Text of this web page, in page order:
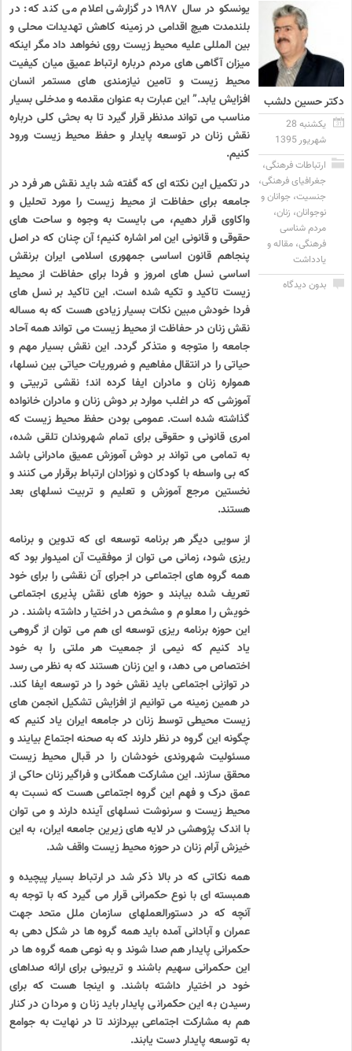
دکتر حسین دلشب
یکشنبه 28
شهریور 1395
ارتباطات فرهنگی،
جغرافیای فرهنگی،
جنسیت، جوانان و
نوجوانان، زنان،
مردم شناسی
فرهنگی، مقاله و
یادداشت
بدون دیدگاه
یونسکو در سال ۱۹۸۷ در گزارشی اعلام می کند که: در
بلندمدت هیچ اقدامی در زمینه کاهش تهدیدات محلی و
بین المللی علیه محیط زیست روی نخواهد داد مگر اینکه
میزان آگاهی های مردم درباره ارتباط عمیق میان کیفیت
محیط زیست و تامین نیازمندی های مستمر انسان
افزایش یابد.” این عبارت به عنوان مقدمه و مدخلی بسیار
مناسب می تواند مدنظر قرار گیرد تا به بحثی کلی درباره
نقش زنان در توسعه پایدار و حفظ محیط زیست ورود
کنیم.
در تکمیل این نکته ای که گفته شد باید نقش هر فرد در
جامعه برای حفاظت از محیط زیست را مورد تحلیل و
واکاوی قرار دهیم، می بایست به وجوه و ساحت های
حقوقی و قانونی این امر اشاره کنیم؛ آن چنان که در اصل
پنجاهم قانون اساسی جمهوری اسلامی ایران برنقش
اساسی نسل های امروز و فردا برای حفاظت از محیط
زیست تاکید و تکیه شده است. این تاکید بر نسل های
فردا خودش مبین نکات بسیار زیادی هست که به مساله
نقش زنان در حفاظت از محیط زیست می تواند همه آحاد
جامعه را متوجه و متذکر گردد. این نقش بسیار مهم و
حیاتی را در انتقال مفاهیم و ضروریات حیاتی بین نسلها،
همواره زنان و مادران ایفا کرده اند؛ نقشی تربیتی و
آموزشی که در اغلب موارد بر دوش زنان و مادران خانواده
گذاشته شده است. عمومی بودن حفظ محیط زیست که
امری قانونی و حقوقی برای تمام شهروندان تلقی شده،
به تمامی می تواند بر دوش آموزش عمیق مادرانی باشد
که بی واسطه با کودکان و نوزادان ارتباط برقرار می کنند و
نخستین مرجع آموزش و تعلیم و تربیت نسلهای بعد
هستند.
از سویی دیگر هر برنامه توسعه ای که تدوین و برنامه
ریزی شود، زمانی می توان از موفقیت آن امیدوار بود که
همه گروه های اجتماعی در اجرای آن نقشی را برای خود
تعریف شده بیابند و حوزه های نقش پذیری اجتماعی
خویش را معلوم و مشخص در اختیار داشته باشند. در
این حوزه برنامه ریزی توسعه ای هم می توان از گروهی
یاد کنیم که نیمی از جمعیت هر ملتی را به خود
اختصاص می دهد، و این زنان هستند که به نظر می رسد
در توازنی اجتماعی باید نقش خود را در توسعه ایفا کند.
در همین زمینه می توانیم از افزایش تشکیل انجمن های
زیست محیطی توسط زنان در جامعه ایران یاد کنیم که
چگونه این گروه در نظر دارند که به صحنه اجتماع بیایند و
مسئولیت شهروندی خودشان را در قبال محیط زیست
محقق سازند. این مشارکت همگانی و فراگیر زنان حاکی از
عمق درک و فهم این گروه اجتماعی هست که نسبت به
محیط زیست و سرنوشت نسلهای آینده دارند و می توان
با اندک پژوهشی در لایه های زیرین جامعه ایران، به این
خیزش آرام زنان در حوزه محیط زیست واقف شد.
همه نکاتی که در بالا ذکر شد در ارتباط بسیار پیچیده و
همبسته ای با نوع حکمرانی قرار می گیرد که با توجه به
آنچه که در دستورالعملهای سازمان ملل متحد جهت
عمران و آبادانی آمده باید همه گروه ها در شکل دهی به
حکمرانی پایدار هم صدا شوند و به نوعی همه گروه ها در
این حکمرانی سهیم باشند و تریبونی برای ارائه صداهای
خود در اختیار داشته باشند. و اینجا هست که برای
رسیدن به این حکمرانی پایدار باید زنان و مردان در کنار
هم به مشارکت اجتماعی بپردازند تا در نهایت به جوامع
به توسعه پایدار دست یابند.